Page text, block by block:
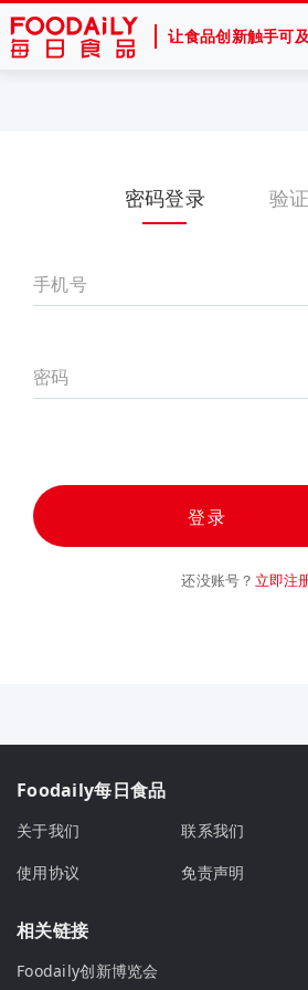
让食品创新触手可
密码登录 验
手机号
密码
登录
还没账号？ 立即注
Foodaily每日食品
关于我们 联系我们
使用协议
免责声明
相关链接
Foodaily创新博览会